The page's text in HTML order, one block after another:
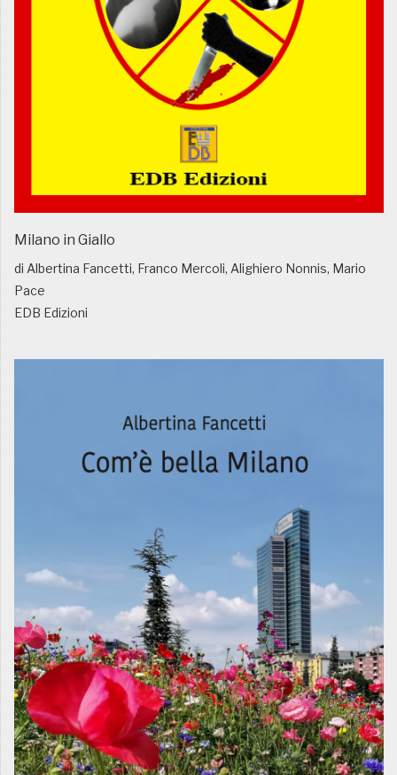
Milano in Giallo
di Albertina Fancetti, Franco Mercoli, Alighiero Nonnis, Mario
Pace
EDB Edizioni